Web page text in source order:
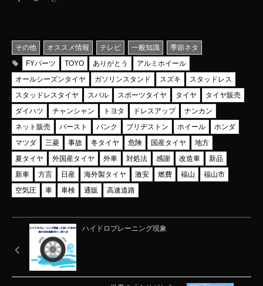
その他 オススメ情報 テレビ 一般知識
季節ネタ
FYパーツ
TOYO ありがとう
アルミホイール
オールシーズンタイヤ
ガソリンスタンド スズキ
スタッドレス
スタッドレスタイヤ
スバル スポーツタイヤ タイヤ
タイヤ販売
ダイハツ
チャンシャン トヨタ ドレスアップ
ナンカン
ネット販売
バースト パンク ブリヂストン ホイール
ホンダ
マツダ
三菱 事故 冬タイヤ 危険 国産タイヤ
地方
夏タイヤ
外国産タイヤ 外車 対処法 感謝 改造車
新品
新車
方言 日産 海外製タイヤ 激安 燃費 福山
福山市
空気圧
車 車検 通販 高速道路
ハイドロプレーニング現象